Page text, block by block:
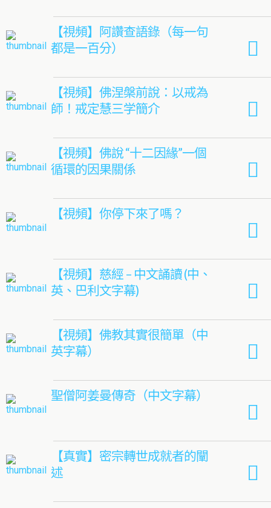
【視頻】阿讚查語錄（每一句
都是一百分）
【視頻】佛涅槃前說：以戒為
師！戒定慧三学簡介
【視頻】佛說 “十二因緣”一個
循環的因果關係
【視頻】你停下來了嗎？
【視頻】慈經 – 中文誦讀 (中、
英、巴利文字幕)
【視頻】佛教其實很簡單（中
英字幕）
聖僧阿姜曼傳奇（中文字幕）
【真實】密宗轉世成就者的闡
述